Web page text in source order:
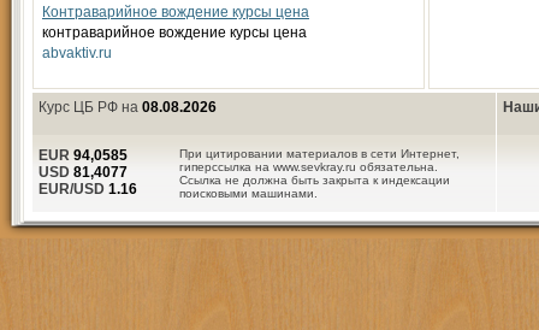
Контраварийное вождение курсы цена
контраварийное вождение курсы цена
abvaktiv.ru
Курс ЦБ РФ на 08.08.2026
При цитировании материалов в сети Интернет,
гиперссылка на www.sevkray.ru обязательна.
Ссылка не должна быть закрыта к индексации
поисковыми машинами.
EUR 94,0585
USD 81,4077
EUR/USD 1.16